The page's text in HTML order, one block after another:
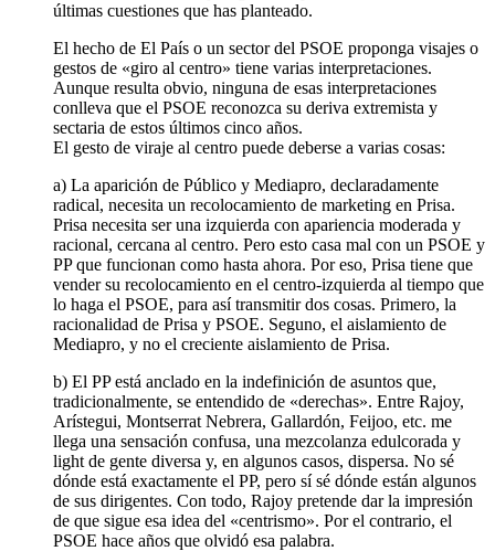
últimas cuestiones que has planteado.
El hecho de El País o un sector del PSOE proponga visajes o
gestos de «giro al centro» tiene varias interpretaciones.
Aunque resulta obvio, ninguna de esas interpretaciones
conlleva que el PSOE reconozca su deriva extremista y
sectaria de estos últimos cinco años.
El gesto de viraje al centro puede deberse a varias cosas:
a) La aparición de Público y Mediapro, declaradamente
radical, necesita un recolocamiento de marketing en Prisa.
Prisa necesita ser una izquierda con apariencia moderada y
racional, cercana al centro. Pero esto casa mal con un PSOE y
PP que funcionan como hasta ahora. Por eso, Prisa tiene que
vender su recolocamiento en el centro-izquierda al tiempo que
lo haga el PSOE, para así transmitir dos cosas. Primero, la
racionalidad de Prisa y PSOE. Seguno, el aislamiento de
Mediapro, y no el creciente aislamiento de Prisa.
b) El PP está anclado en la indefinición de asuntos que,
tradicionalmente, se entendido de «derechas». Entre Rajoy,
Arístegui, Montserrat Nebrera, Gallardón, Feijoo, etc. me
llega una sensación confusa, una mezcolanza edulcorada y
light de gente diversa y, en algunos casos, dispersa. No sé
dónde está exactamente el PP, pero sí sé dónde están algunos
de sus dirigentes. Con todo, Rajoy pretende dar la impresión
de que sigue esa idea del «centrismo». Por el contrario, el
PSOE hace años que olvidó esa palabra.